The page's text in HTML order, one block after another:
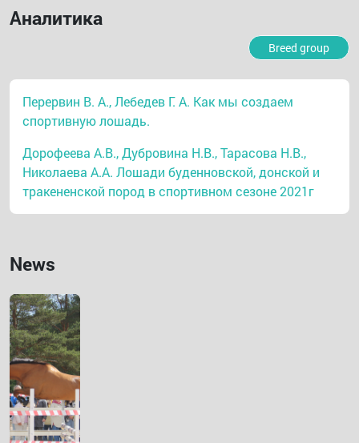
Аналитика
Breed group
Перервин В. А., Лебедев Г. А. Как мы создаем
спортивную лошадь.
Дорофеева А.В., Дубровина Н.В., Тарасова Н.В.,
Николаева А.А. Лошади буденновской, донской и
тракененской пород в спортивном сезоне 2021г
News